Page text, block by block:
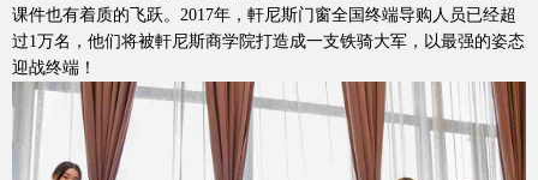
课件也有着质的飞跃。2017年，軒尼斯门窗全国终端导购人员已经超
过1万名，他们将被軒尼斯商学院打造成一支铁骑大军，以最强的姿态
迎战终端！